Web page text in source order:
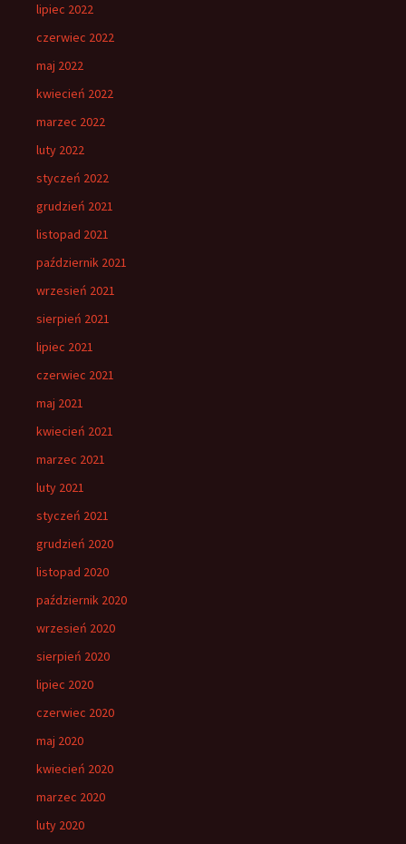
lipiec 2022
czerwiec 2022
maj 2022
kwiecień 2022
marzec 2022
luty 2022
styczeń 2022
grudzień 2021
listopad 2021
październik 2021
wrzesień 2021
sierpień 2021
lipiec 2021
czerwiec 2021
maj 2021
kwiecień 2021
marzec 2021
luty 2021
styczeń 2021
grudzień 2020
listopad 2020
październik 2020
wrzesień 2020
sierpień 2020
lipiec 2020
czerwiec 2020
maj 2020
kwiecień 2020
marzec 2020
luty 2020